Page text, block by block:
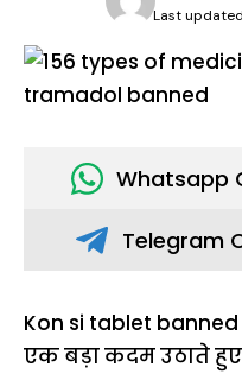
Last
Whatsapp
Telegram
Kon si tablet banned
एक बड़ा कदम उठाते